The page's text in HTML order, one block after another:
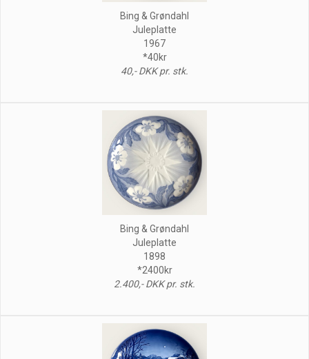
Bing & Grøndahl
Juleplatte
1967
*40kr
40,- DKK pr. stk.
Bing & Grøndahl
Juleplatte
1898
*2400kr
2.400,- DKK pr. stk.